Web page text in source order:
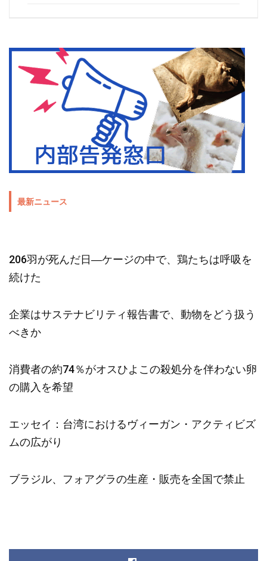
最新ニュース
206羽が死んだ日―ケージの中で、鶏たちは呼吸を
続けた
企業はサステナビリティ報告書で、動物をどう扱う
べきか
消費者の約74％がオスひよこの殺処分を伴わない卵
の購入を希望
エッセイ：台湾におけるヴィーガン・アクティビズ
ムの広がり
ブラジル、フォアグラの生産・販売を全国で禁止